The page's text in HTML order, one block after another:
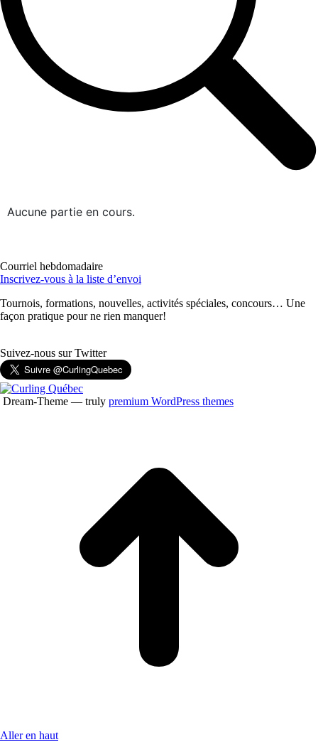
Aucune partie en cours.
Courriel hebdomadaire
Inscrivez-vous à la liste d’envoi
Tournois, formations, nouvelles, activités spéciales, concours… Une
façon pratique pour ne rien manquer!
Suivez-nous sur Twitter
Dream-Theme — truly premium WordPress themes
Aller en haut